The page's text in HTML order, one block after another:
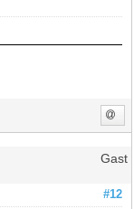
Gast
#12